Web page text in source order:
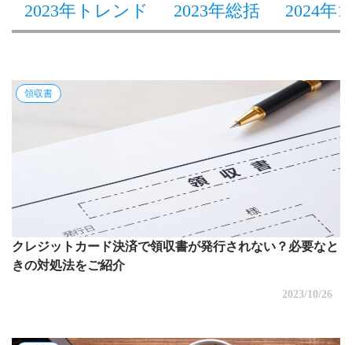
2023年トレンド 2023年総括 2024年1
領収書
クレジットカード決済で領収書が発行されない？必要なと
きの対処法をご紹介
2023/10/26